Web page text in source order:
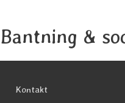
Bantning &
Kontakt